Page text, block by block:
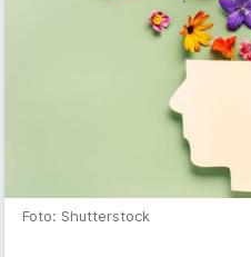
Foto: Shutterstock